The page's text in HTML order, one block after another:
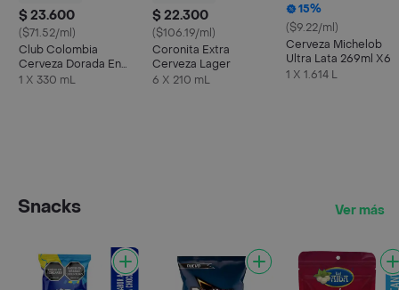
$ 23.600
($71.52/ml)
Club Colombia
Cerveza Dorada En
Lata 330 ML X6 Unds
1 X 330 mL
$ 22.300
($106.19/ml)
Coronita Extra
Cerveza Lager
6 X 210 mL
15%
($9.22/ml)
Cerveza Michelob
Ultra Lata 269ml X6
1 X 1.614 L
Snacks Ver más